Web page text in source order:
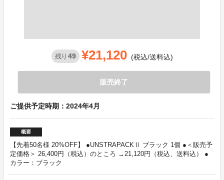
残り 49 ¥21,120 (税込/送料込)
販売終了
ご提供予定時期：2024年4月
概要
【先着50名様 20%OFF】 ●UNSTRAPACKⅡ ブラック 1個 ●＜販売予
定価格＞ 26,400円（税込）のところ →21,120円（税込、送料込） ●
カラー：ブラック